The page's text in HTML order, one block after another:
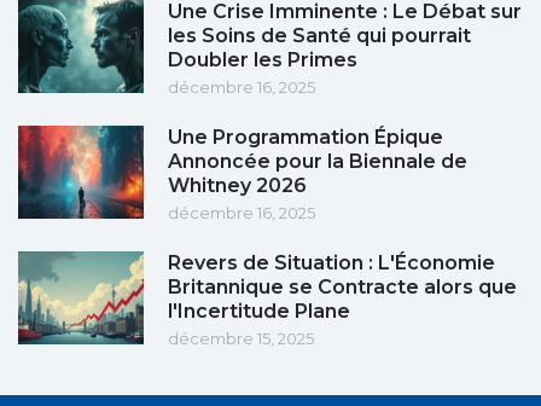
Une Crise Imminente : Le Débat sur
les Soins de Santé qui pourrait
Doubler les Primes
décembre 16, 2025
Une Programmation Épique
Annoncée pour la Biennale de
Whitney 2026
décembre 16, 2025
Revers de Situation : L'Économie
Britannique se Contracte alors que
l'Incertitude Plane
décembre 15, 2025